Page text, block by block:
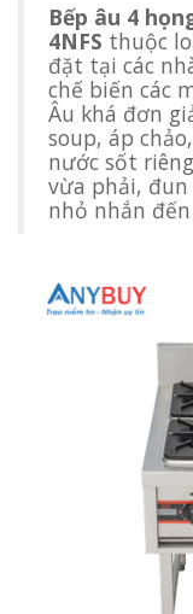
Bếp âu 4
4NFS thuộc
đặt tại các
chế biến các
Âu khá đơn
soup, áp
nước sốt
vừa phải,
nhỏ nhắn